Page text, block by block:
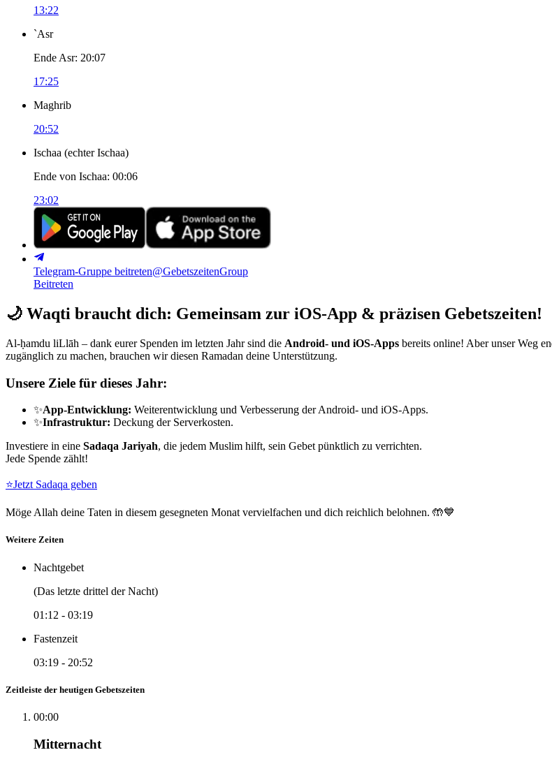
13:22
`Asr
Ende Asr: 20:07
17:25
Maghrib
20:52
Ischaa (echter Ischaa)
Ende von Ischaa: 00:06
23:02
Telegram-Gruppe beitreten@GebetszeitenGroup
Beitreten
🌙 Waqti braucht dich: Gemeinsam zur iOS-App & präzisen Gebetszeiten!
Al-ḥamdu liLlāh – dank eurer Spenden im letzten Jahr sind die Android- und iOS-Apps bereits online! Aber unser Weg
zugänglich zu machen, brauchen wir diesen Ramadan deine Unterstützung.
Unsere Ziele für dieses Jahr:
✨App-Entwicklung: Weiterentwicklung und Verbesserung der Android- und iOS-Apps.
✨Infrastruktur: Deckung der Serverkosten.
Investiere in eine Sadaqa Jariyah, die jedem Muslim hilft, sein Gebet pünktlich zu verrichten.
Jede Spende zählt!
⭐Jetzt Sadaqa geben
Möge Allah deine Taten in diesem gesegneten Monat vervielfachen und dich reichlich belohnen. 🤲💙
Weitere Zeiten
Nachtgebet
(Das letzte drittel der Nacht)
01:12 - 03:19
Fastenzeit
03:19 - 20:52
Zeitleiste der heutigen Gebetszeiten
00:00
Mitternacht